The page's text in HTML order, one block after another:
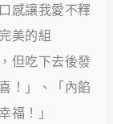
感讓我愛不釋
美的組
但吃下去後發
！」、「內餡
福！」